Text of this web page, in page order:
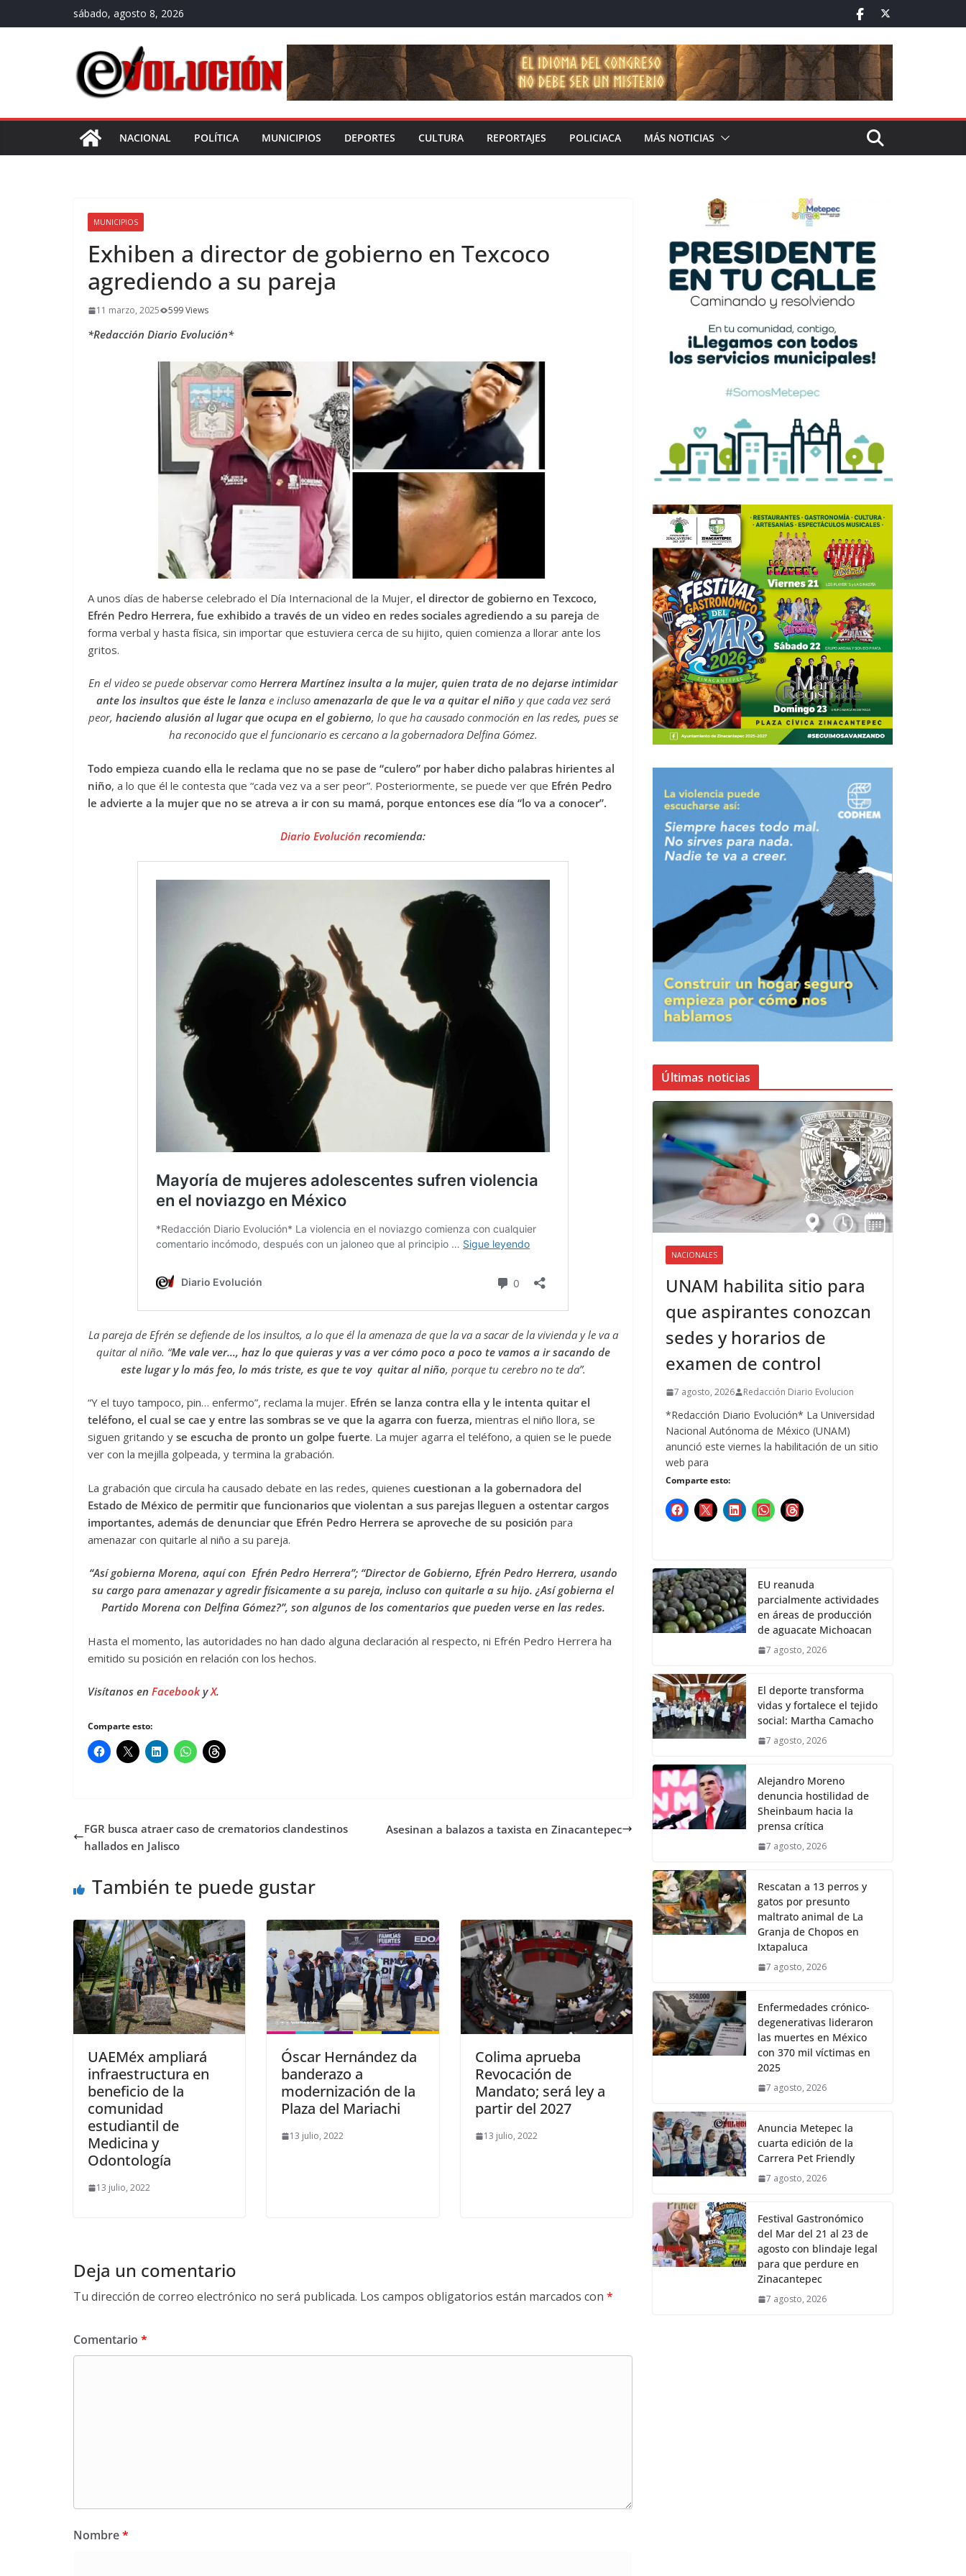
al
sábado, agosto 8, 2026
NACIONAL POLÍTICA MUNICIPIOS DEPORTES CULTURA REPORTAJES POLICIACA MÁS NOTICIAS
MUNICIPIOS
Exhiben a director de gobierno en Texcoco
agrediendo a su pareja
11 marzo, 2025 599 Views
*Redacción Diario Evolución*
A unos días de haberse celebrado el Día Internacional de la Mujer, el director de gobierno en Texcoco,
Efrén Pedro Herrera, fue exhibido a través de un video en redes sociales agrediendo a su pareja de
forma verbal y hasta física, sin importar que estuviera cerca de su hijito, quien comienza a llorar ante los
gritos.
En el video se puede observar comoHerrera Martínez insulta a la mujer, quien trata de no dejarse intimidar
ante los insultos que éste le lanza e incluso amenazarla de que le va a quitar el niño y que cada vez será
peor, haciendo alusión al lugar que ocupa en el gobierno, lo que ha causado conmoción en las redes, pues se
ha reconocido que el funcionario es cercano a la gobernadora Delfina Gómez.
Todo empieza cuando ella le reclama que no se pase de “culero” por haber dicho palabras hirientes al
niño, a lo que él le contesta que “cada vez va a ser peor”. Posteriormente, se puede ver que Efrén Pedro
le advierte a la mujer que no se atreva a ir con su mamá, porque entonces ese día “lo va a conocer”.
Diario Evolución recomienda:
La pareja de Efrén se defiende de los insultos, a lo que él la amenaza de que la va a sacar de la vivienda y le va a
quitar al niño. “Me vale ver…, haz lo que quieras y vas a ver cómo poco a poco te vamos a ir sacando de
este lugar y lo más feo, lo más triste, es que te voy quitar al niño, porque tu cerebro no te da”.
“Y el tuyo tampoco, pin… enfermo”, reclama la mujer. Efrén se lanza contra ella y le intenta quitar el
teléfono, el cual se cae y entre las sombras se ve que la agarra con fuerza, mientras el niño llora, se
siguen gritando y se escucha de pronto un golpe fuerte. La mujer agarra el teléfono, a quien se le puede
ver con la mejilla golpeada, y termina la grabación.
La grabación que circula ha causado debate en las redes, quienes cuestionan a la gobernadora del
Estado de México de permitir que funcionarios que violentan a sus parejas lleguen a ostentar cargos
importantes, además de denunciar que Efrén Pedro Herrera se aproveche de su posición para
amenazar con quitarle al niño a su pareja.
“Así gobierna Morena, aquí con Efrén Pedro Herrera”; “Director de Gobierno, Efrén Pedro Herrera, usando
su cargo para amenazar y agredir físicamente a su pareja, incluso con quitarle a su hijo. ¿Así gobierna el
Partido Morena con Delfina Gómez?”, son algunos de los comentarios que pueden verse en las redes.
Hasta el momento, las autoridades no han dado alguna declaración al respecto, ni Efrén Pedro Herrera ha
emitido su posición en relación con los hechos.
Visítanos en FacebookyX.
Comparte esto:
FGR busca atraer caso de crematorios clandestinos
hallados en Jalisco
Asesinan a balazos a taxista en Zinacantepec
También te puede gustar
UAEMéx ampliará
infraestructura en
beneficio de la
comunidad
estudiantil de
Medicina y
Odontología
13 julio, 2022
Óscar Hernández da
banderazo a
modernización de la
Plaza del Mariachi
13 julio, 2022
Colima aprueba
Revocación de
Mandato; será ley a
partir del 2027
13 julio, 2022
Deja un comentario
Tu dirección de correo electrónico no será publicada. Los campos obligatorios están marcados con *
Comentario *
Nombre*
Últimas noticias
NACIONALES
UNAM habilita sitio para
que aspirantes conozcan
sedes y horarios de
examen de control
7 agosto, 2026 Redacción Diario Evolucion
*Redacción Diario Evolución* La Universidad
Nacional Autónoma de México (UNAM)
anunció este viernes la habilitación de un sitio
web para
Comparte esto:
EU reanuda
parcialmente actividades
en áreas de producción
de aguacate Michoacan
7 agosto, 2026
El deporte transforma
vidas y fortalece el tejido
social: Martha Camacho
7 agosto, 2026
Alejandro Moreno
denuncia hostilidad de
Sheinbaum hacia la
prensa crítica
7 agosto, 2026
Rescatan a 13 perros y
gatos por presunto
maltrato animal de La
Granja de Chopos en
Ixtapaluca
7 agosto, 2026
Enfermedades crónico-
degenerativas lideraron
las muertes en México
con 370 mil víctimas en
2025
7 agosto, 2026
Anuncia Metepec la
cuarta edición de la
Carrera Pet Friendly
7 agosto, 2026
Festival Gastronómico
del Mar del 21 al 23 de
agosto con blindaje legal
para que perdure en
Zinacantepec
7 agosto, 2026